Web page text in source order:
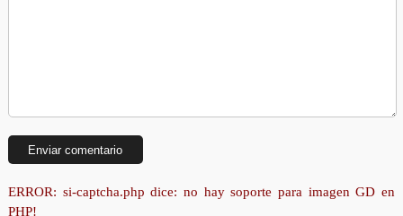
ERROR: si-captcha.php dice: no hay soporte para imagen GD en
PHP!